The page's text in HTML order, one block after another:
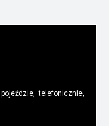
telefonicznie,